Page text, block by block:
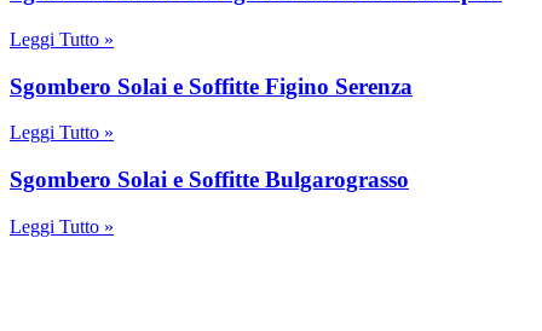
Leggi Tutto »
Sgombero Solai e Soffitte Figino Serenza
Leggi Tutto »
Sgombero Solai e Soffitte Bulgarograsso
Leggi Tutto »